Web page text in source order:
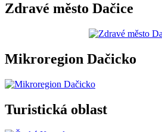
Zdravé město Dačice
Mikroregion Dačicko
Turistická oblast